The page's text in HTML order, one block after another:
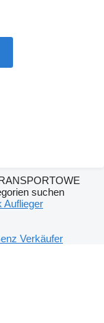
suchen
Auflieger
Verkäufer